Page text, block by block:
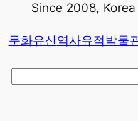
가
Since 2008,
문화유산역사유적박물